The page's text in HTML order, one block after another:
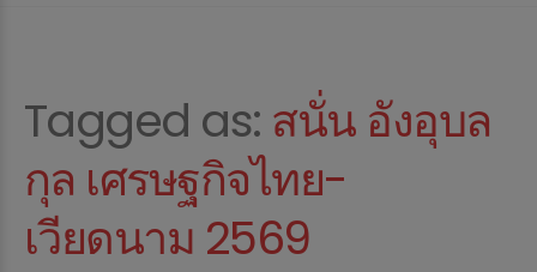
Tagged as: สนั่น อังอุบล
กุล เศรษฐกิจไทย-
เวียดนาม 2569